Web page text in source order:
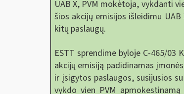
UAB X, PVM mokėtoja, vykdanti
šios akcijų emisijos išleidimu
kitų paslaugų.
ESTT sprendime byloje C-465/
akcijų emisiją padidinamas
ir įsigytos paslaugos, susijusios
vykdo vien PVM